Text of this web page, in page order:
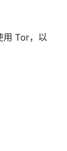
用 Tor，以